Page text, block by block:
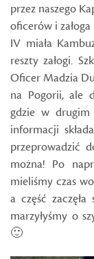
przez naszego
oficerów i
IV miała
reszty załogi.
Oficer Madzia
na Pogorii, ale
gdzie w drugim
informacji
przeprowadzić
można! Po
mieliśmy czas
a część
marzyłyśmy o
🙂